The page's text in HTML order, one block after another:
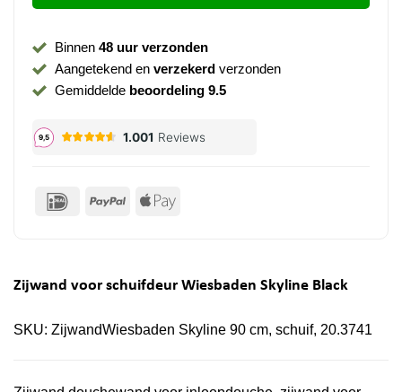
Binnen 48 uur verzonden
Aangetekend en verzekerdverzonden
Gemiddelde beoordeling 9.5
IDeal PayPal Apple
Zijwand voor schuifdeur Wiesbaden Skyline Black
SKU: ZijwandWiesbaden Skyline 90 cm, schuif, 20.3741